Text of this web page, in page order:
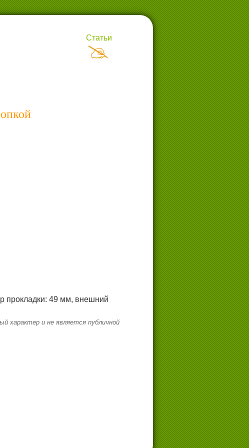
Статьи
прокладки: 49 мм, внешний
характер и не является публичной